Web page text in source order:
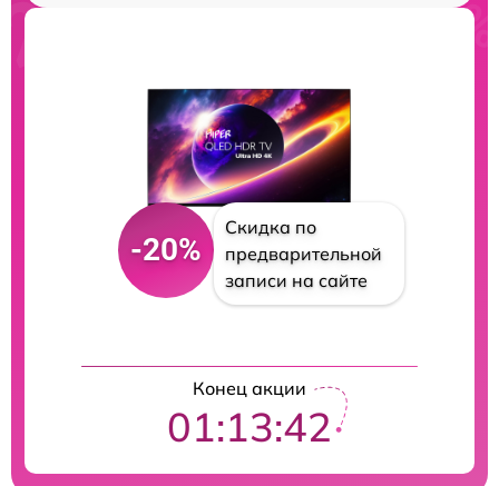
-20%
Скидка по
предварительной
записи на сайте
Конец акции
01:13:42